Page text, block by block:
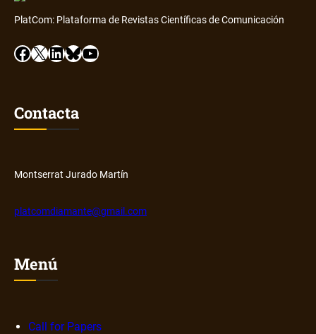
PlatCom: Plataforma de Revistas Científicas de Comunicación
Facebook X LinkedIn Bluesky YouTube
Contacta
Montserrat Jurado Martín
platcomdiamante@gmail.com
Menú
Call for Papers